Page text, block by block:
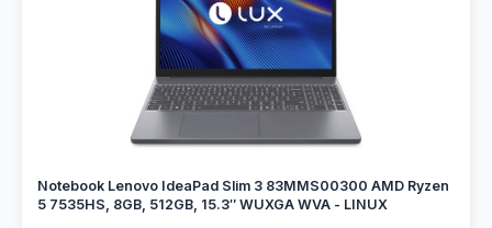
Notebook Lenovo IdeaPad Slim 3 83MMS00300 AMD Ryzen
5 7535HS, 8GB, 512GB, 15.3″ WUXGA WVA - LINUX